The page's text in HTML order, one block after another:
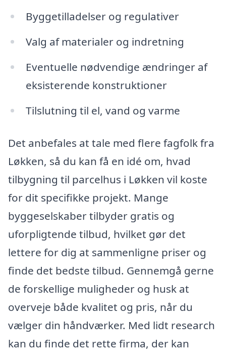
Byggetilladelser og regulativer
Valg af materialer og indretning
Eventuelle nødvendige ændringer af
eksisterende konstruktioner
Tilslutning til el, vand og varme
Det anbefales at tale med flere fagfolk fra
Løkken, så du kan få en idé om, hvad
tilbygning til parcelhus i Løkken vil koste
for dit specifikke projekt. Mange
byggeselskaber tilbyder gratis og
uforpligtende tilbud, hvilket gør det
lettere for dig at sammenligne priser og
finde det bedste tilbud. Gennemgå gerne
de forskellige muligheder og husk at
overveje både kvalitet og pris, når du
vælger din håndværker. Med lidt research
kan du finde det rette firma, der kan